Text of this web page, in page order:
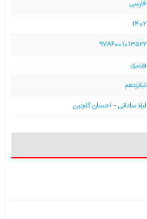
فارسی
1402
9786001013522
وزیری
شانزدهم
لیلا ساداتی- احسان گلچین